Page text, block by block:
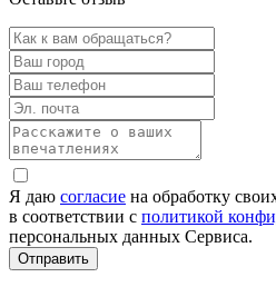
Я даю согласие на обработку
в соответствии с политикой
персональных данных Сервиса.